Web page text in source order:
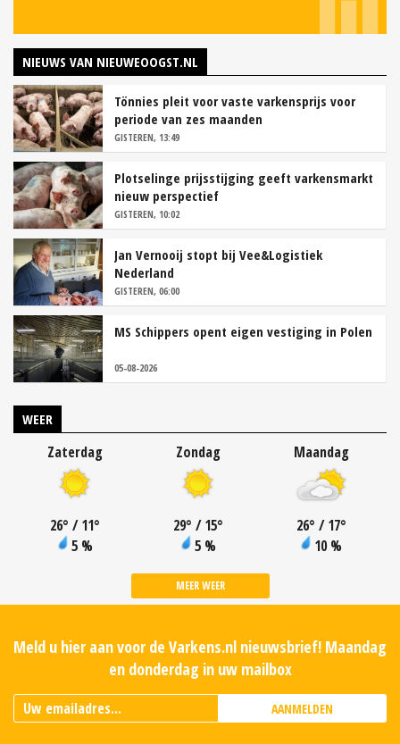
NIEUWS VAN NIEUWEOOGST.NL
Tönnies pleit voor vaste varkensprijs voor
periode van zes maanden
GISTEREN, 13:49
Plotselinge prijsstijging geeft varkensmarkt
nieuw perspectief
GISTEREN, 10:02
Jan Vernooij stopt bij Vee&Logistiek
Nederland
GISTEREN, 06:00
MS Schippers opent eigen vestiging in Polen
05-08-2026
WEER
Zaterdag
26° / 11°
5 %
Zondag
29° / 15°
5 %
Maandag
26° / 17°
10 %
MEER WEER
Meld u hier aan voor de Varkens.nl nieuwsbrief! Maandag
en donderdag in uw mailbox
AANMELDEN